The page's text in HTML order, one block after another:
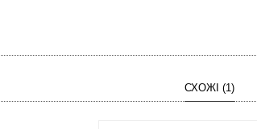
СХОЖІ (1)